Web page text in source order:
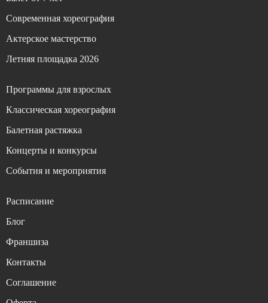
Современная хореография
Актерское мастерство
Летняя площадка 2026
Программы для взрослых
Классическая хореография
Балетная растяжка
Концерты и конкурсы
События и мероприятия
Расписание
Блог
Франшиза
Контакты
Соглашение